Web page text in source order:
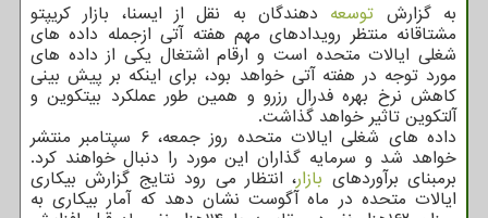
به گزارش توسعه دهندگان به نقل از ایسنا، بازار کریپتو
مشتاقانه منتظر رویدادهای مهم هفته آتی ازجمله داده های
شغلی ایالات متحده است و ارقام اشتغال یکی از داده های
مورد توجه در هفته آتی خواهد بود، برای اینکه بر پیش بینی
کاهش نرخ بهره فدرال رزرو و همین طور عملکرد بیتکوین و
آلتکوین تاثیر خواهد گذاشت.
داده های شغلی ایالات متحده روز جمعه، ۶ سپتامبر منتشر
خواهد شد و سرمایه گذاران این مورد را دنبال خواهند کرد.
برمبنای برآوردهای بازار، انتظار می رود نتایج گزارش بیکاری
ایالات متحده در ماه آگوست نشان دهد که آمار بیکاری به